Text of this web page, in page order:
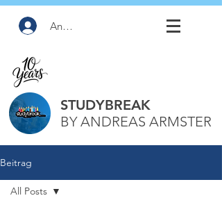
Anmelden
STUDYBREAK
BY ANDREAS ARMSTER
Beitrag
All Posts